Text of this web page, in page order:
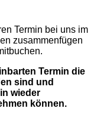
Termin bei uns im
zusammenfügen
Termin die
sind und
wieder
können.